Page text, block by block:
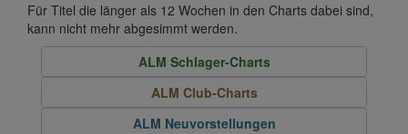
Für Titel die länger als 12 Wochen in den Charts dabei sind,
kann nicht mehr abgesimmt werden.
ALM Schlager-Charts
ALM Club-Charts
ALM Neuvorstellungen